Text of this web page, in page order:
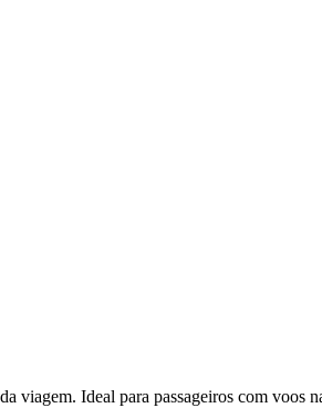
viagem. Ideal para passageiros com voos